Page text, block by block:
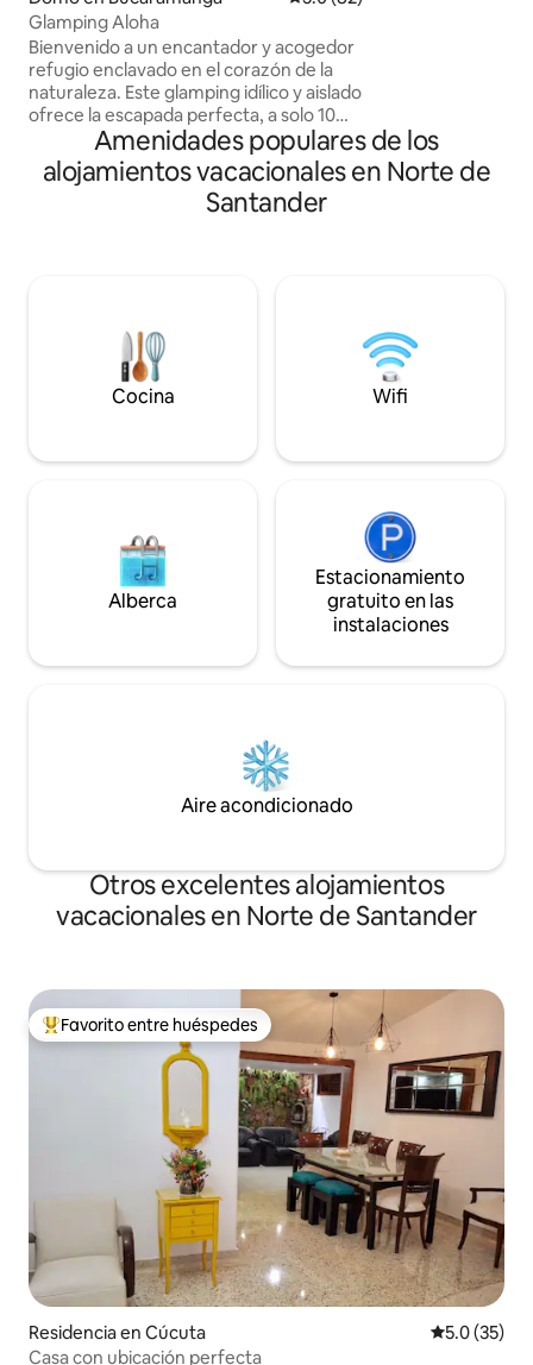
Glamping Aloha
Bienvenido a un encantador y acogedor
refugio enclavado en el corazón de la
naturaleza. Este glamping idílico y aislado
ofrece la escapada perfecta, a solo 10
minutos de la ciudad. Rodeado de
naturaleza y vistas pintorescas. El
interior está decorado con una mezcla
de comodidades modernas y encanto
a la ciudad tienen un cargo adicional.
barbecue
Amenidades populares de los
alojamientos vacacionales en Norte de
Santander
Cocina Wifi
Alberca
Estacionamiento
gratuito en las
instalaciones
Aire acondicionado
Otros excelentes alojamientos
vacacionales en Norte de Santander
De los mejores en Favorito entre huéspedes
Favorito entre huéspedes
Residencia en Cúcuta Calificación
5.0 (35)
Casa con ubicación perfecta